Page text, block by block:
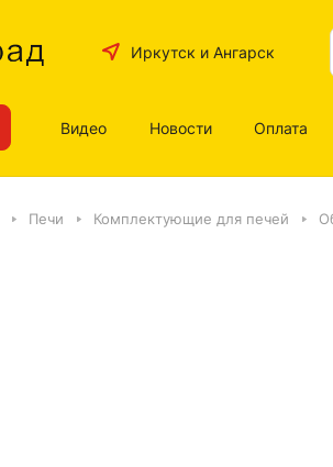
Иркутск и Ангарск
Видео Новости Оплата
Печи Комплектующие для печей